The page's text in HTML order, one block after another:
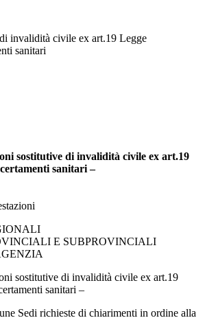
numero 20930 del 25
invalidità civile ex art.19 Legge
sanitari
sostitutive di invalidità civile ex art.19
sanitari –
E SUBPROVINCIALI
sostitutive di invalidità civile ex art.19
sanitari –
Sedi richieste di chiarimenti in ordine alla